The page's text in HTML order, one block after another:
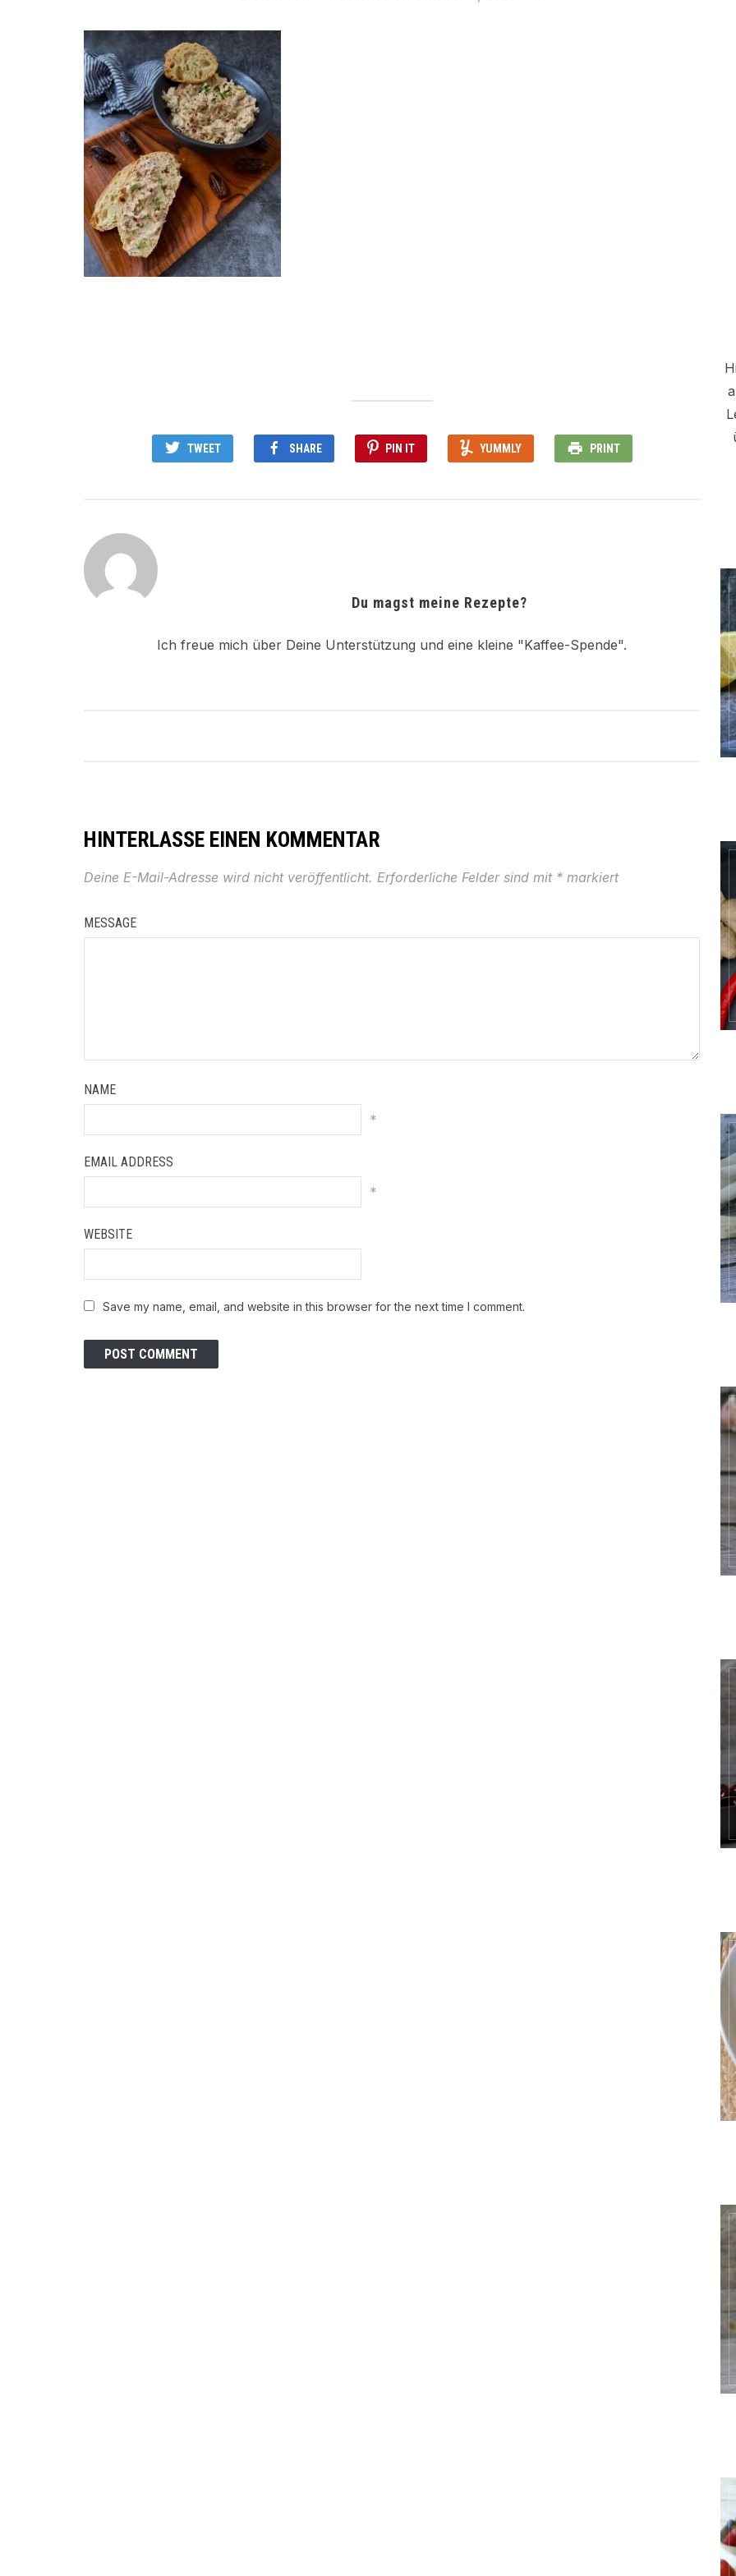
TWEET SHARE PIN IT YUMMLY PRINT
Du magst meine Rezepte?
Ich freue mich über Deine Unterstützung und eine kleine "Kaffee-Spende".
HINTERLASSE EINEN KOMMENTAR
Deine E-Mail-Adresse wird nicht veröffentlicht. Erforderliche Felder sind mit * markiert
MESSAGE
NAME
*
EMAIL ADDRESS
*
WEBSITE
Save my name, email, and website in this browser for the next time I comment.